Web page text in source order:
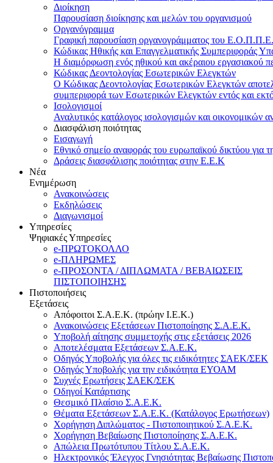
Διοίκηση
Παρουσίαση διοίκησης και μελών του οργανισμού
Οργανόγραμμα
Γραφική παρουσίαση οργανογράμματος του
Κώδικας Ηθικής και Επαγγελματικής Συμπεριφοράς
Η διαμόρφωση ενός ηθικού και ακέραιου εργασιακού
Κώδικας Δεοντολογίας Εσωτερικών Ελεγκτών
Ο Κώδικας Δεοντολογίας Εσωτερικών Ελεγκτών
συμπεριφορά των Εσωτερικών Ελεγκτών εντός και
Ισολογισμοί
Αναλυτικός κατάλογος ισολογισμών και οικονομικών
Διασφάλιση ποιότητας
Εισαγωγή
Εθνικό σημείο αναφοράς του ευρωπαϊκού δικτύου για
Δράσεις διασφάλισης ποιότητας στην Ε.Ε.Κ
Νέα
Ενημέρωση
Ανακοινώσεις
Εκδηλώσεις
Διαγωνισμοί
Υπηρεσίες
Ψηφιακές Υπηρεσίες
e-ΠΡΩΤΟΚΟΛΛΟ
e-ΠΛΗΡΩΜΕΣ
e-ΠΡΟΣΟΝΤΑ / ΔΙΠΛΩΜΑΤΑ / ΒΕΒΑΙΩΣΕΙΣ
ΠΙΣΤΟΠΟΙΗΣΗΣ
Πιστοποιήσεις
Εξετάσεις
Απόφοιτοι Σ.Α.Ε.Κ. (πρώην Ι.Ε.Κ.)
Ανακοινώσεις Εξετάσεων Πιστοποίησης Σ.Α.Ε.Κ.
Υποβολή αίτησης συμμετοχής στις εξετάσεις 2026
Αποτελέσματα Εξετάσεων Σ.Α.Ε.Κ.
Οδηγός Υποβολής για όλες τις ειδικότητες ΣΑΕΚ/ΣΕΚ
Οδηγός Υποβολής για την ειδικότητα ΕΥΟΑΜ
Συχνές Ερωτήσεις ΣΑΕΚ/ΣΕΚ
Οδηγοί Κατάρτισης
Θεσμικό Πλαίσιο Σ.Α.Ε.Κ.
Θέματα Εξετάσεων Σ.Α.Ε.Κ. (Κατάλογος Ερωτήσεων)
Χορήγηση Διπλώματος - Πιστοποιητικού Σ.Α.Ε.Κ.
Χορήγηση Βεβαίωσης Πιστοποίησης Σ.Α.Ε.Κ.
Απώλεια Πρωτότυπου Τίτλου Σ.Α.Ε.Κ.
Ηλεκτρονικός Έλεγχος Γνησιότητας Βεβαίωσης